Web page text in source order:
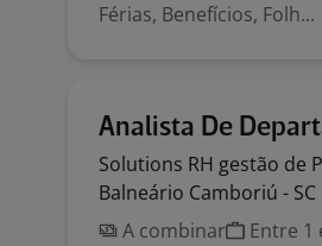
Férias, Benefícios, Folh...
Analista De
Solutions RH gestão de
Balneário Camboriú - SC
A combinar
Entre 1